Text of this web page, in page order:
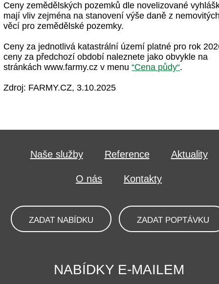
Ceny zemědělských pozemků dle novelizované
mají vliv zejména na stanovení výše daně z
věcí pro zemědělské pozemky.
Ceny za jednotlivá katastrální území platné pro rok
ceny za předchozí období naleznete jako obvykle na
stránkách www.farmy.cz v menu“Cena půdy“.
Zdroj: FARMY.CZ, 3.10.2025
Naše služby Reference Aktuality
O nás Kontakty
ZADAT NABÍDKU ZADAT POPTÁVKU
NABÍDKY E-MAILEM